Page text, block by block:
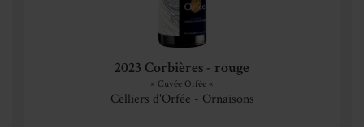
2023 Corbières - rouge
» Cuvée Orfée «
Celliers d'Orfée - Ornaisons